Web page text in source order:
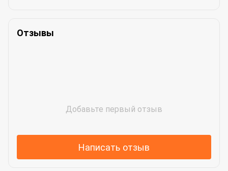
Отзывы
Добавьте первый отзыв
Написать отзыв